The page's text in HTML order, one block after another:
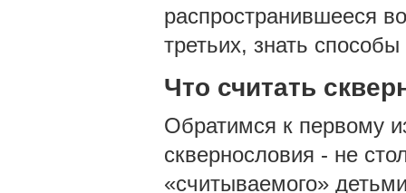
распространившееся
третьих, знать
Что считать
Обратимся к первому
сквернословия - не
«считываемого»